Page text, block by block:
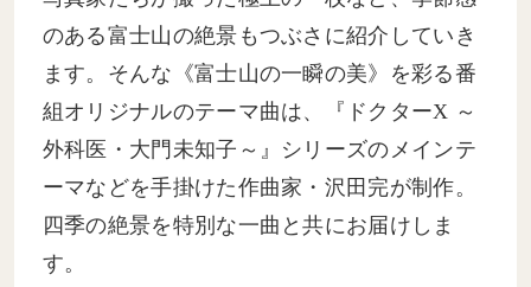
のある富士山の絶景もつぶさに紹介していき
ます。そんな《富士山の一瞬の美》を彩る番
組オリジナルのテーマ曲は、『ドクターX ～
外科医・大門未知子～』シリーズのメインテ
ーマなどを手掛けた作曲家・沢田完が制作。
四季の絶景を特別な一曲と共にお届けしま
す。